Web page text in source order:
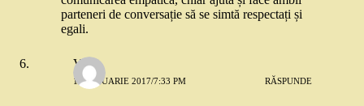
parteneri de conversație să se simtă respectați și
egali.
V.
16 IANUARIE 2017/7:33 PM RĂSPUNDE